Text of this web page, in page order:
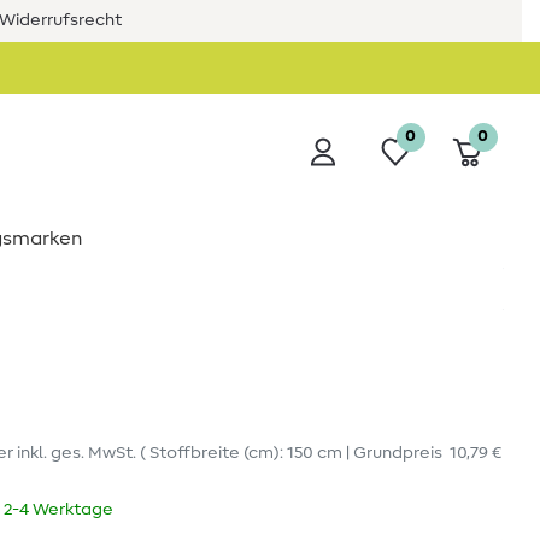
0 0
inkl. ges. MwSt. ( Stoffbreite (cm): 150 cm | Grundpreis 10,79 €
4 Werktage